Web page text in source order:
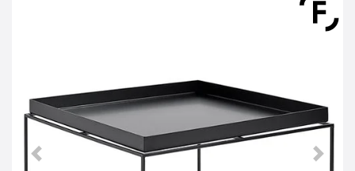
Previous Slide Next